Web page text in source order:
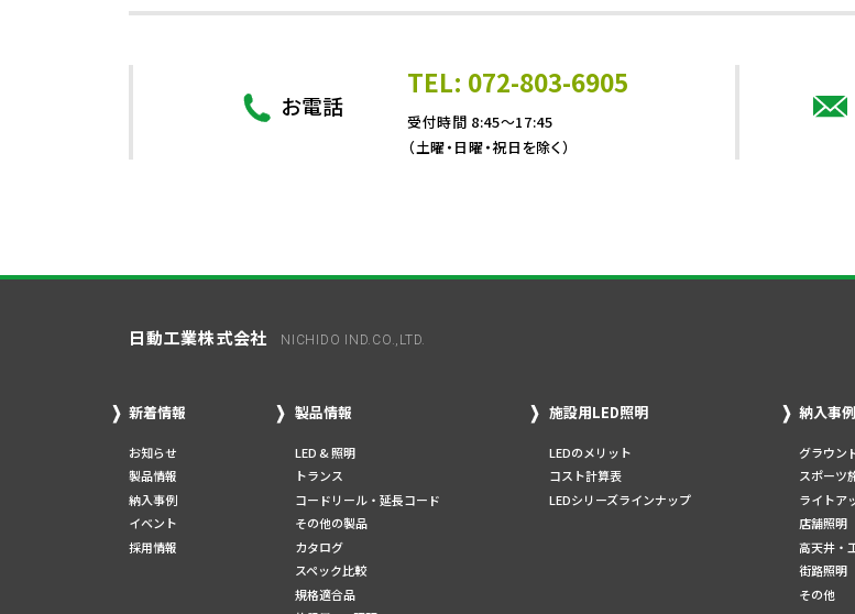
お電話
TEL: 072-803-6905
受付時間 8:45～17:45
（土曜・日曜・祝日を除く）
日動工業株式会社 NICHIDO IND.CO.,LTD.
新着情報
お知らせ
製品情報
納入事例
イベント
採用情報
製品情報
LED & 照明
トランス
コードリール・延長コード
その他の製品
カタログ
スペック比較
規格適合品
施設用LED照明
LEDのメリット
コスト計算表
LEDシリーズラインナップ
納入事例
グラウン
スポーツ
ライトア
店舗照明
高天井・
街路照明
その他